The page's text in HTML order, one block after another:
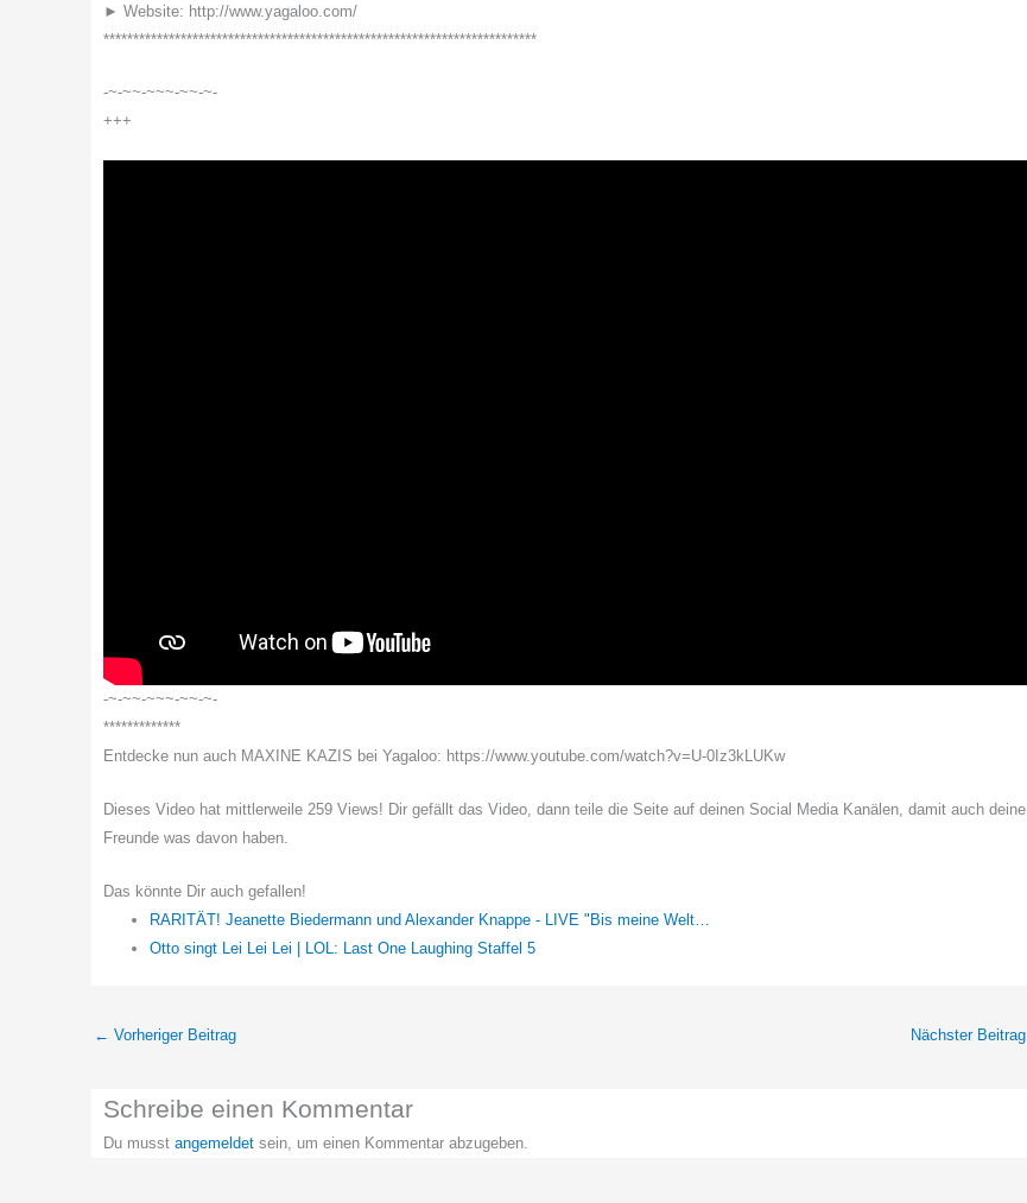
► Website: http://www.yagaloo.com/
*************************************************************************
-~-~~-~~~-~~-~-
+++
-~-~~-~~~-~~-~-
*************
Entdecke nun auch MAXINE KAZIS bei Yagaloo: https://www.youtube.com/watch?v=U-0Iz3kLUKw
Dieses Video hat mittlerweile 259 Views! Dir gefällt das Video, dann teile die Seite auf deinen Social Media Kanälen, damit auch deine
Freunde was davon haben.
Das könnte Dir auch gefallen!
RARITÄT! Jeanette Biedermann und Alexander Knappe - LIVE "Bis meine Welt…
Otto singt Lei Lei Lei | LOL: Last One Laughing Staffel 5
← Vorheriger Beitrag Nächster Beitrag
Schreibe einen Kommentar
Du musst angemeldet sein, um einen Kommentar abzugeben.